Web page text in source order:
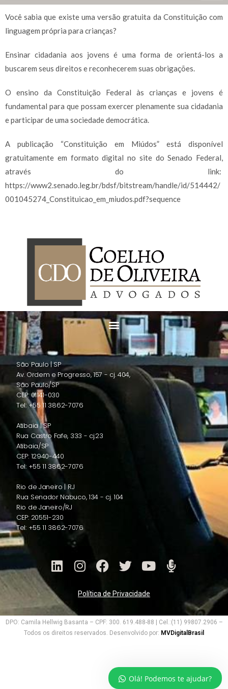
Você sabia que existe uma versão gratuita da Constituição com
linguagem própria para crianças?
Ensinar cidadania aos jovens é uma forma de orientá-los a
buscarem seus direitos e reconhecerem suas obrigações.
O ensino da Constituição Federal às crianças e jovens é
fundamental para que possam exercer plenamente sua cidadania
e participar de uma sociedade democrática.
A publicação “Constituição em Miúdos” está disponível
gratuitamente em formato digital no site do Senado Federal,
através do link:
https://www2.senado.leg.br/bdsf/bitstream/handle/id/514442/
001045274_Constituicao_em_miudos.pdf?sequence
São Paulo | SP
Av. Ordem e Progresso, 157 - cj. 404,
São Paulo/SP
CEP: 01141-030
Tel: +55 11 3862-7076
Atibaia | SP
Rua Castro Fafe, 333 - cj.23
Atibaia/SP
CEP: 12940-440
Tel: +55 11 3862-7076
Rio de Janeiro | RJ
Rua Senador Nabuco, 134 - cj. 104
Rio de Janeiro/RJ
CEP: 20551-230
Tel: +55 11 3862-7076
Política de Privacidade
DPO: Camila Hellwig Basanta – CPF: 300. 619.488-88 | Cel.:(11) 99807.2906 –
Todos os direitos reservados. Desenvolvido por: MVDigitalBrasil
Olá! Podemos te ajudar?